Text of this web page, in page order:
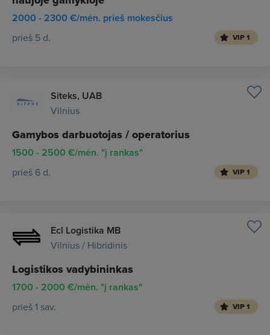
2000 - 2300 €/mėn. prieš mokesčius
prieš 5 d. VIP 1
Siteks, UAB
Vilnius
Gamybos darbuotojas / operatorius
1500 - 2500 €/mėn. "į rankas"
prieš 6 d. VIP 1
Ecl Logistika MB
Vilnius / Hibridinis
Logistikos vadybininkas
1700 - 2000 €/mėn. "į rankas"
prieš 1 sav. VIP 1